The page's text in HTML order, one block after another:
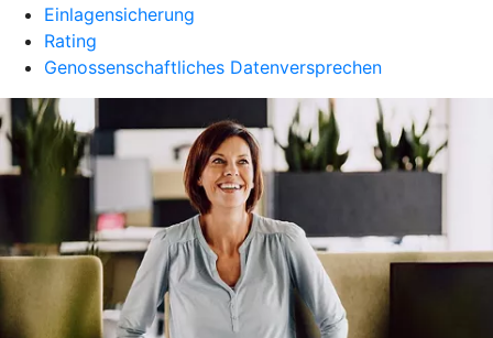
Einlagensicherung
Rating
Genossenschaftliches Datenversprechen